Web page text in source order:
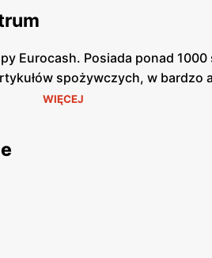
Eurocash. Posiada ponad
spożywczych, w
szybkich zakupów. Wyróżniają
ryby - to wszystko
jest ogromne
WIĘCEJ